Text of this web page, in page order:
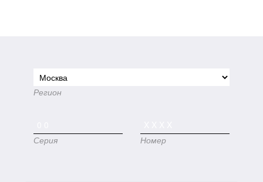
Регион
Серия Номер